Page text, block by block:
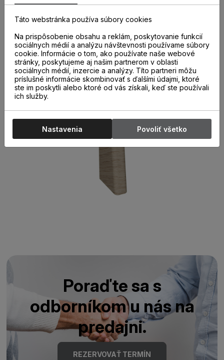
správne a kvalitne nainštalovaných parketových líšt. Ich
použitie nielen urýchľuje montáž líšt, ale aj chráni miesta
spojov pred poškodením.
Poraďte sa s
odborníkom u nás na
predajni.
REZERVOVAŤ TERMÍN
Táto webstránka používa súbory cookies
Na prispôsobenie obsahu a reklám, poskytovanie funkcií
sociálnych médií a analýzu návštevnosti používame súbory
cookie. Informácie o tom, ako používate naše webové
stránky, poskytujeme aj našim partnerom v oblasti
sociálnych médií, inzercie a analýzy. Títo partneri môžu
príslušné informácie skombinovať s ďalšími údajmi, ktoré
ste im poskytli alebo ktoré od vás získali, keď ste používali
ich služby.
Nastavenia Povoliť všetko